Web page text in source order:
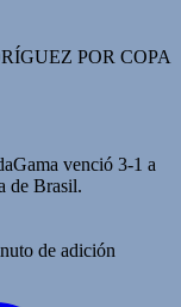
POR COPA
venció 3-1 a
de Brasil.
de adición